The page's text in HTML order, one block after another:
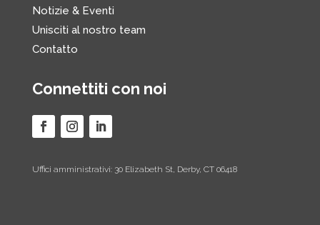
Notizie & Eventi
Unisciti al nostro team
Contatto
Connettiti con noi
Uffici amministrativi: 30 Elizabeth St, Derby, CT 06418